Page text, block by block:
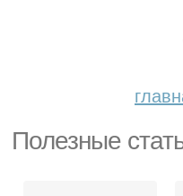
Полезные